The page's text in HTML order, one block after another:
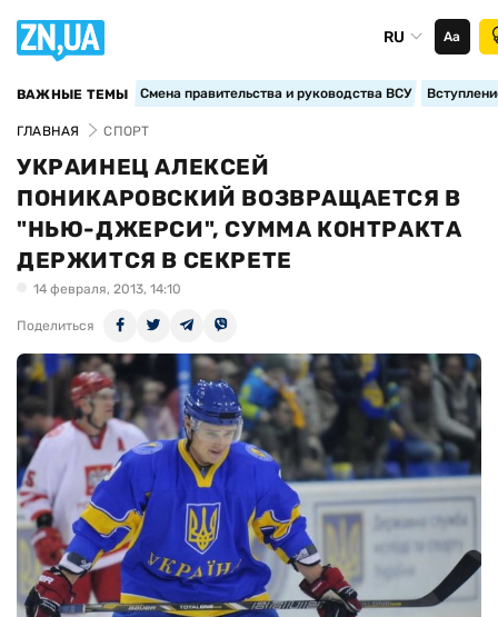
RU Аа
ВАЖНЫЕ ТЕМЫ Смена правительства и руководства ВСУ
ГЛАВНАЯ СПОРТ
УКРАИНЕЦ АЛЕКСЕЙ
ПОНИКАРОВСКИЙ ВОЗВРАЩАЕТСЯ В
"НЬЮ-ДЖЕРСИ", СУММА КОНТРАКТА
ДЕРЖИТСЯ В СЕКРЕТЕ
14 февраля, 2013, 14:10
Поделиться